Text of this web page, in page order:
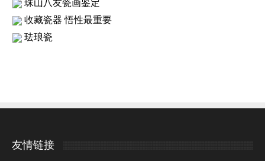
珠山八友瓷画鉴定
收藏瓷器 悟性最重要
珐琅瓷
友情链接